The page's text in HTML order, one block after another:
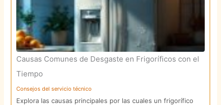
Causas Comunes de Desgaste en Frigoríficos con el
Tiempo
Consejos del servicio técnico
Explora las causas principales por las cuales un frigorífico